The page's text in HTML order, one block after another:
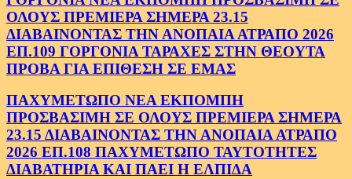
ΟΛΟΥΣ ΠΡΕΜΙΕΡΑ ΣΗΜΕΡΑ 23.15
ΔΙΑΒΑΙΝΟΝΤΑΣ ΤΗΝ ΑΝΟΠΑΙΑ ΑΤΡΑΠΟ 2026
ΕΠ.109 ΓΟΡΓΟΝΙΑ ΤΑΡΑΧΕΣ ΣΤΗΝ ΘΕΟΥΤΑ
ΠΡΟΒΑ ΓΙΑ ΕΠΙΘΕΣΗ ΣΕ ΕΜΑΣ
ΠΑΧΥΜΕΤΩΠΟ ΝΕΑ ΕΚΠΟΜΠΗ
ΠΡΟΣΒΑΣΙΜΗ ΣΕ ΟΛΟΥΣ ΠΡΕΜΙΕΡΑ ΣΗΜΕΡΑ
23.15 ΔΙΑΒΑΙΝΟΝΤΑΣ ΤΗΝ ΑΝΟΠΑΙΑ ΑΤΡΑΠΟ
2026 ΕΠ.108 ΠΑΧΥΜΕΤΩΠΟ ΤΑΥΤΟΤΗΤΕΣ
ΔΙΑΒΑΤΗΡΙΑ ΚΑΙ ΠΑΕΙ Η ΕΛΠΙΔΑ